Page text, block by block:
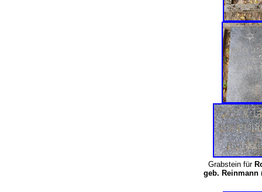
Grabstein für
geb. Reinmann